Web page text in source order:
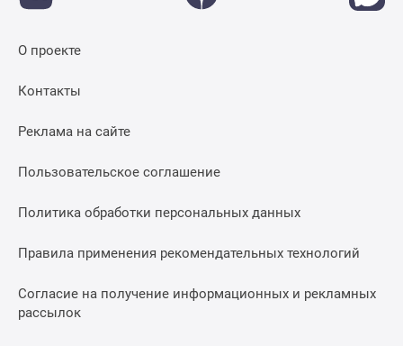
О проекте
Контакты
Реклама на сайте
Пользовательское соглашение
Политика обработки персональных данных
Правила применения рекомендательных технологий
Согласие на получение информационных и рекламных
рассылок